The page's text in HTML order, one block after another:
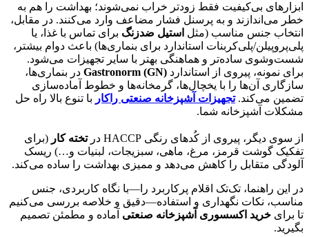
ابزارهای بی‌کیفیت فقط زودتر خراب نمی‌شوند؛ بهداشت را هم به
خطر می‌اندازند و به پرسنل فشار مضاعف وارد می‌کنند. در مقابل،
انتخاب جنس مناسب (مثل استیل ضدزنگ برای تماس با غذا، یا
پلی‌پروپیلن/پلی‌کربنات استاندارد برای بنماری‌ها) باعث دوام بیشتر،
شست‌وشوی ساده‌تر و هماهنگی بهتر با سایر تجهیزات می‌شود.
برای نمونه، پیروی از استاندارد Gastronorm (GN) در بنماری‌ها،
سازگاری آن‌ها را با یخچال‌ها، گرمخانه‌ها و خطوط آماده‌سازی
تضمین می‌کند.تجهیزات آشپزخانه صنعتی راکار با تنوع بالا راه حل
مشکلات آشپزخانه شما.
از سوی دیگر، پیروی از کُدهای رنگی HACCP در تخته کار (برای
تفکیک گوشت قرمز، مرغ، ماهی، سبزیجات، لبنیات و…) ریسک
آلودگی متقابل را کاهش می‌دهد و ممیزی بهداشت را ساده می‌کند.
در این راهنما، تک‌تک اقلام پرکاربرد را—با نگاه کاربردی، جنس
مناسب، نکات نگهداری و استفاده—دقیق و خلاصه بررسی می‌کنیم
تا برای خرید اکسسوری آشپزخانه صنعتی آماده و مطمئن تصمیم
بگیرید.